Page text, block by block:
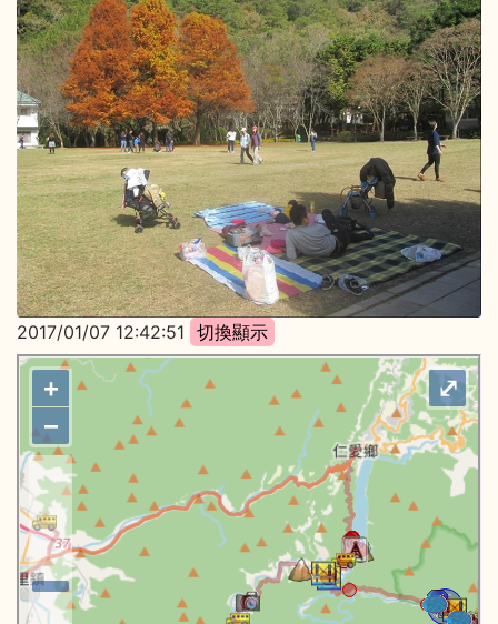
2017/01/07 12:42:51
+
−
⤢